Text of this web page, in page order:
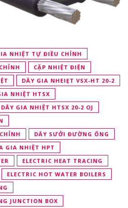
NHIỆT TỰ ĐIỀU CHỈNH
CẶP NHIỆT ĐIỆN
DÂY GIA NHEIẸT VSX-HT 20-2
NHIỆT HTSX
DÂY GIA NHIỆT HTSX 20-2 OJ
DÂY SƯỞI ĐƯỜNG ỐNG
GIA NHIỆT HPT
ELECTRIC HEAT TRACING
ELECTRIC HOT WATER BOILERS
JUNCTION BOX